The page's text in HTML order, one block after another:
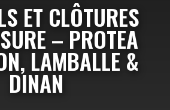
ET CLÔTURES
– PROTEA
LAMBALLE &
DINAN